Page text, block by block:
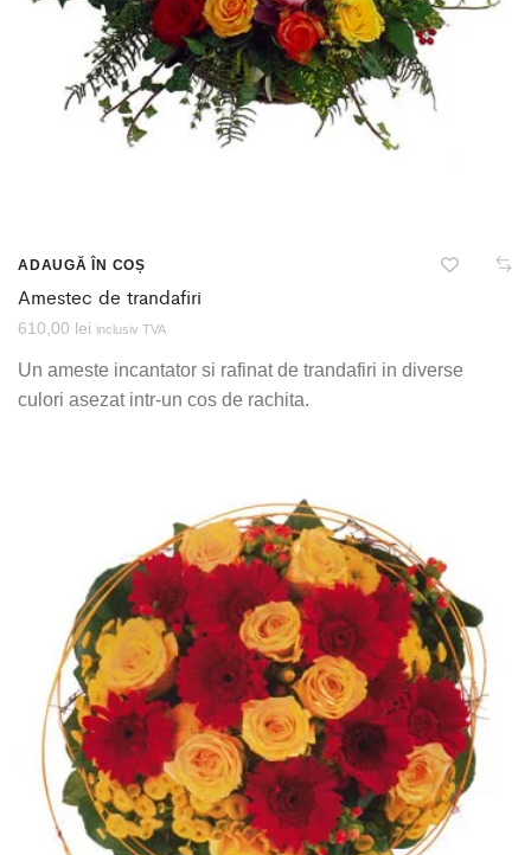
ADAUGĂ ÎN COȘ
Amestec de trandafiri
610,00 lei inclusiv TVA
Un ameste incantator si rafinat de trandafiri in diverse
culori asezat intr-un cos de rachita.